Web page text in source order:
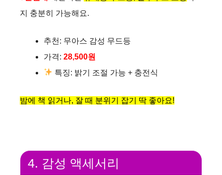
지 충분히 가능해요.
추천: 무아스 감성 무드등
가격: 28,500원
특징: 밝기 조절 가능 + 충전식
밤에 책 읽거나, 잘 때 분위기 잡기 딱 좋아요!
4. 감성 액세서리